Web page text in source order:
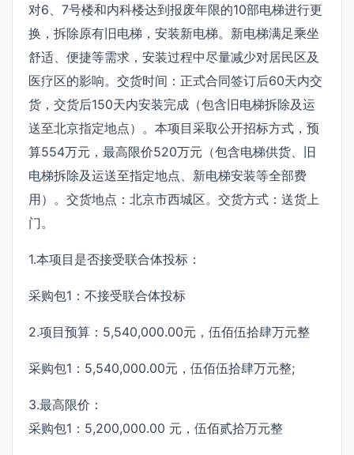
对6、7号楼和内科楼达到报废年限的10部电梯进行更
换，拆除原有旧电梯，安装新电梯。新电梯满足乘坐
舒适、便捷等需求，安装过程中尽量减少对居民区及
医疗区的影响。交货时间：正式合同签订后60天内交
货，交货后150天内安装完成（包含旧电梯拆除及运
送至北京指定地点）。本项目采取公开招标方式，预
算554万元，最高限价520万元（包含电梯供货、旧
电梯拆除及运送至指定地点、新电梯安装等全部费
用）。交货地点：北京市西城区。交货方式：送货上
门。
1.本项目是否接受联合体投标：
采购包1：不接受联合体投标
2.项目预算：5,540,000.00元，伍佰伍拾肆万元整
采购包1：5,540,000.00元，伍佰伍拾肆万元整;
3.最高限价：
采购包1：5,200,000.00 元，伍佰贰拾万元整